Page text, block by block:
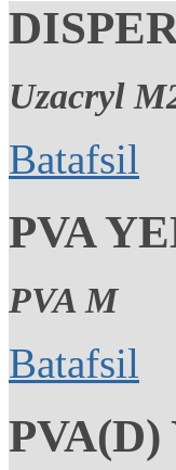
Uzacryl
Batafsil
PVA
PVA M
Batafsil